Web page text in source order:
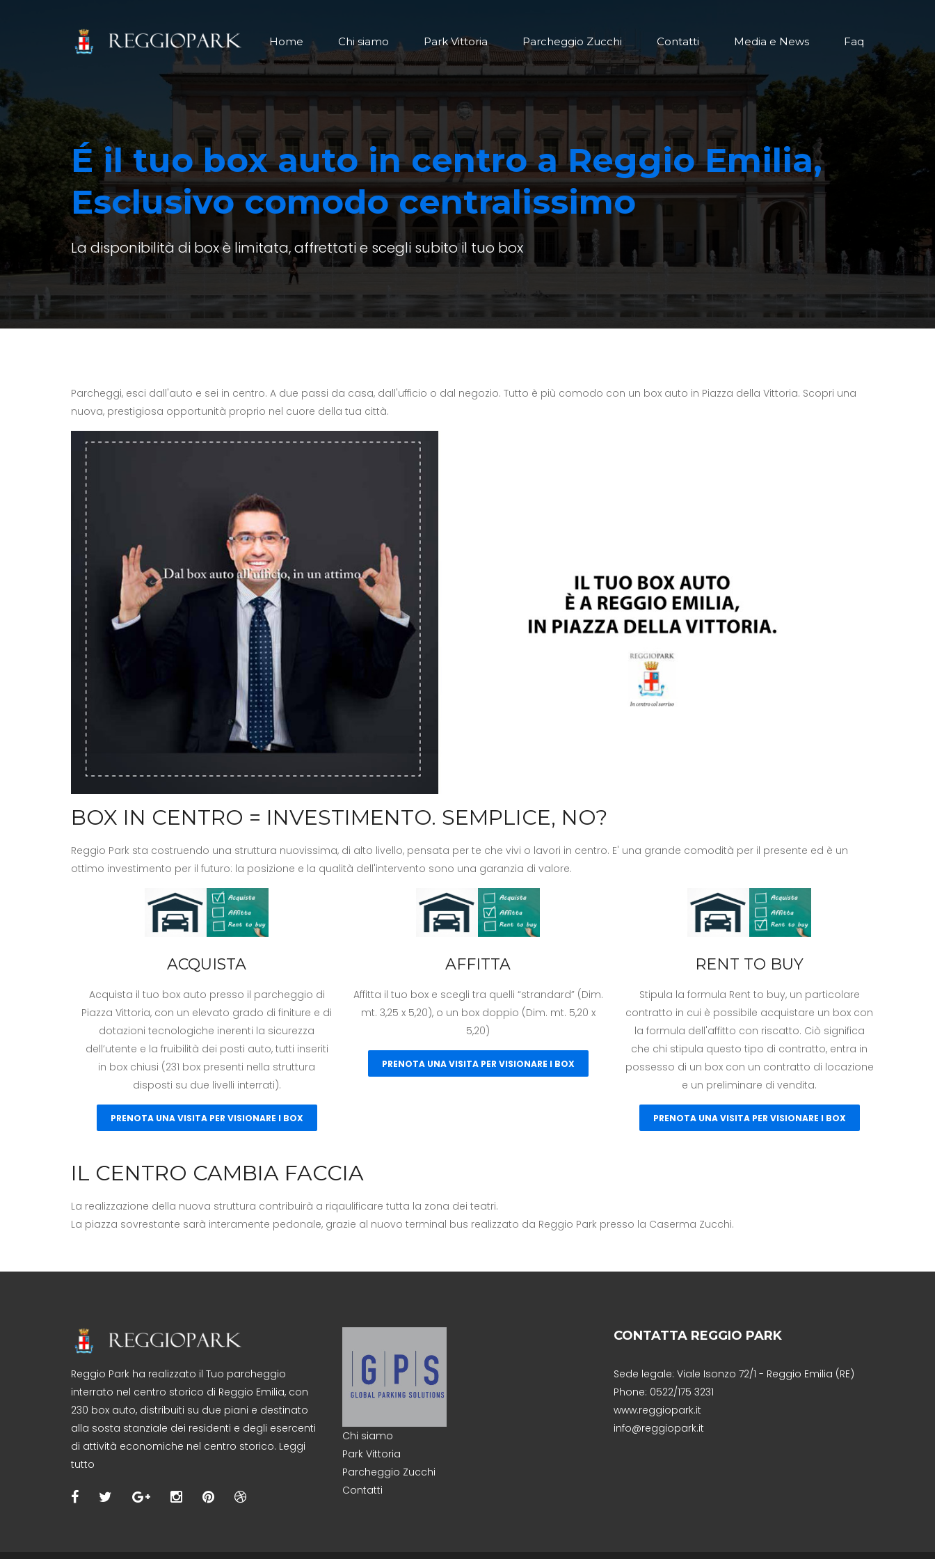
Home Chi siamo Park Vittoria Parcheggio Zucchi Contatti Media e News Faq
É il tuo box auto in centro a Reggio Emilia,
Esclusivo comodo centralissimo
La disponibilità di box è limitata, affrettati e scegli subito il tuo box
Parcheggi, esci dall'auto e sei in centro. A due passi da casa, dall'ufficio o dal negozio. Tutto è più comodo con un box auto in Piazza della Vittoria. Scopri una
nuova, prestigiosa opportunità proprio nel cuore della tua città.
BOX IN CENTRO = INVESTIMENTO. SEMPLICE, NO?
Reggio Park sta costruendo una struttura nuovissima, di alto livello, pensata per te che vivi o lavori in centro. E' una grande comodità per il presente ed è un
ottimo investimento per il futuro: la posizione e la qualità dell'intervento sono una garanzia di valore.
ACQUISTA
Acquista il tuo box auto presso il parcheggio di
Piazza Vittoria, con un elevato grado di finiture e di
dotazioni tecnologiche inerenti la sicurezza
dell’utente e la fruibilità dei posti auto, tutti inseriti
in box chiusi (231 box presenti nella struttura
disposti su due livelli interrati).
PRENOTA UNA VISITA PER VISIONARE I BOX
AFFITTA
Affitta il tuo box e scegli tra quelli “strandard” (Dim.
mt. 3,25 x 5,20), o un box doppio (Dim. mt. 5,20 x
5,20)
PRENOTA UNA VISITA PER VISIONARE I BOX
RENT TO BUY
Stipula la formula Rent to buy, un particolare
contratto in cui è possibile acquistare un box con
la formula dell'affitto con riscatto. Ciò significa
che chi stipula questo tipo di contratto, entra in
possesso di un box con un contratto di locazione
e un preliminare di vendita.
PRENOTA UNA VISITA PER VISIONARE I BOX
IL CENTRO CAMBIA FACCIA
La realizzazione della nuova struttura contribuirà a riqaulificare tutta la zona dei teatri.
La piazza sovrestante sarà interamente pedonale, grazie al nuovo terminal bus realizzato da Reggio Park presso la Caserma Zucchi.
Reggio Park ha realizzato il Tuo parcheggio
interrato nel centro storico di Reggio Emilia, con
230 box auto, distribuiti su due piani e destinato
alla sosta stanziale dei residenti e degli esercenti
di attività economiche nel centro storico. Leggi
tutto
Chi siamo
Park Vittoria
Parcheggio Zucchi
Contatti
CONTATTA REGGIO PARK
Sede legale: Viale Isonzo 72/1 - Reggio Emilia (RE)
Phone: 0522/175 3231
www.reggiopark.it
info@reggiopark.it